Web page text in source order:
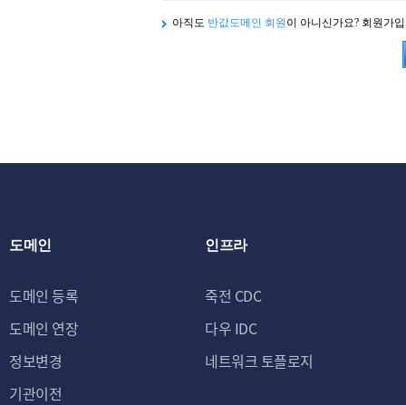
아직도 반값도메인 회원 이 아니신가요? 회원가
도메인
도메인 등록
도메인 연장
정보변경
기관이전
인프라
죽전 CDC
다우 IDC
네트워크 토플로지